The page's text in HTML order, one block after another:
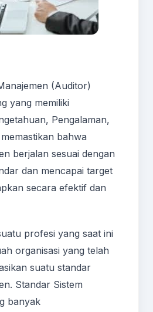
(Auditor)
yang memiliki
Pengalaman,
bahwa
berjalan sesuai dengan
dan mencapai target
secara efektif dan
profesi yang saat ini
organisasi yang telah
suatu standar
Standar Sistem
banyak